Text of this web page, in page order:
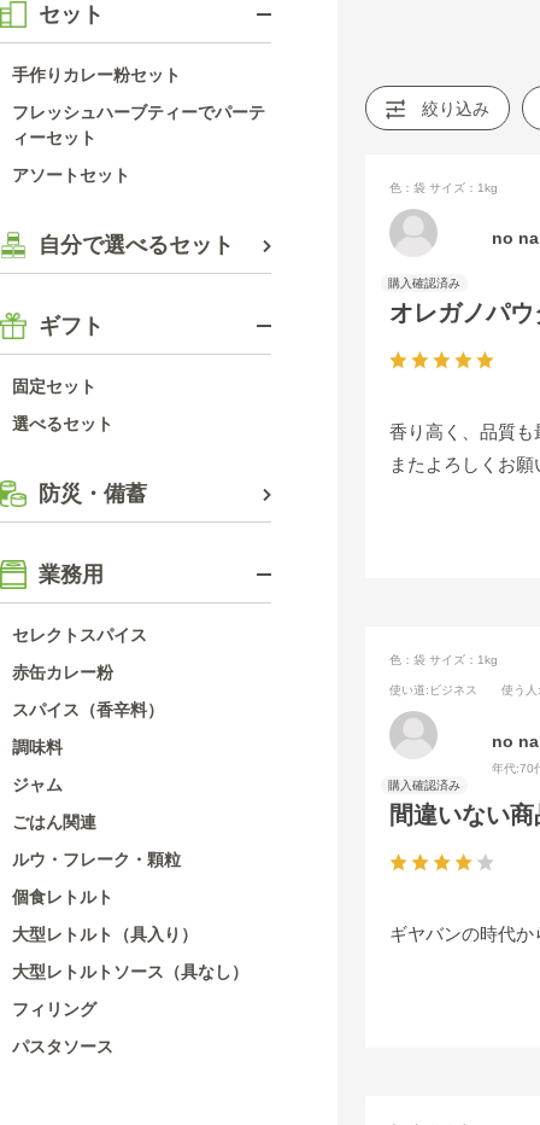
セット
手作りカレー粉セット
フレッシュハーブティーでパーテ
ィーセット
アソートセット
自分で選べるセット
ギフト
固定セット
選べるセット
防災・備蓄
業務用
セレクトスパイス
赤缶カレー粉
スパイス（香辛料）
調味料
ジャム
ごはん関連
ルウ・フレーク・顆粒
個食レトルト
大型レトルト（具入り）
大型レトルトソース（具なし）
フィリング
パスタソース
絞り込み
オレガノパ
色：袋 サイズ：1kg
no
香り高く、品質も
またよろしくお
間違いない
色：袋 サイズ：1kg
使い道:ビジネス 使う人
no
年代:70
ギヤバンの時代